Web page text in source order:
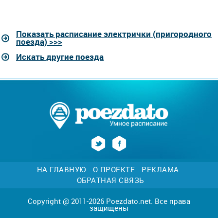
Показать расписание электрички (пригородного
поезда) >>>
Искать другие поезда
НА ГЛАВНУЮ О ПРОЕКТЕ
РЕКЛАМА
ОБРАТНАЯ СВЯЗЬ
Copyright @ 2011-2026 Poezdato.net. Все права
защищены